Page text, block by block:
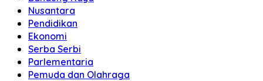
Nusantara
Pendidikan
Ekonomi
Serba Serbi
Parlementaria
Pemuda dan Olahraga